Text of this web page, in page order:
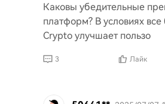
Каковы убедительные
платформ? В условиях
Crypto улучшает пользо
3 Лайк